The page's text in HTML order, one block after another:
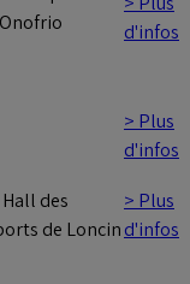
d'infos
> Plus
d'infos
des
de Loncin
> Plus
d'infos